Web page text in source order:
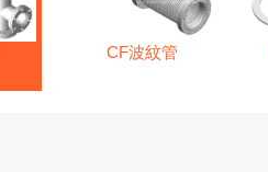
CF波紋管